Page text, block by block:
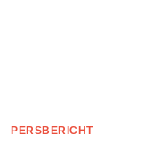
PERSBERICHT